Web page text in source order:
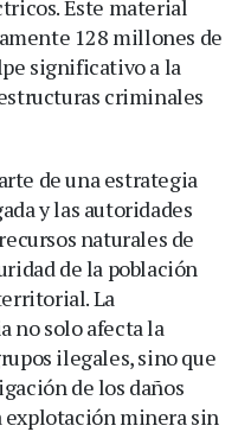
Este material
128 millones de
significativo a la
criminales
de una estrategia
y las autoridades
naturales de
de la población
La
no solo afecta la
ilegales, sino que
de los daños
explotación minera sin